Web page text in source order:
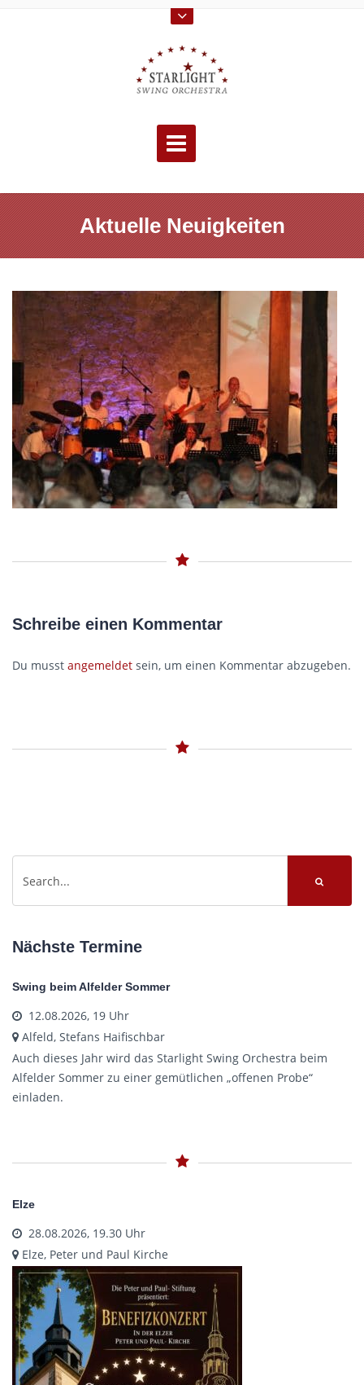
Aktuelle Neuigkeiten
Schreibe einen Kommentar
Du musst angemeldet sein, um einen Kommentar abzugeben.
Nächste Termine
Swing beim Alfelder Sommer
12.08.2026, 19 Uhr
Alfeld, Stefans Haifischbar
Auch dieses Jahr wird das Starlight Swing Orchestra beim
Alfelder Sommer zu einer gemütlichen „offenen Probe“
einladen.
Elze
28.08.2026, 19.30 Uhr
Elze, Peter und Paul Kirche